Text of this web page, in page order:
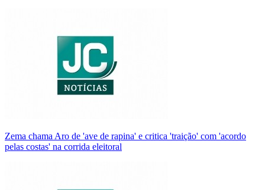
Zema chama Aro de 'ave de rapina' e critica 'traição' com 'acordo
pelas costas' na corrida eleitoral